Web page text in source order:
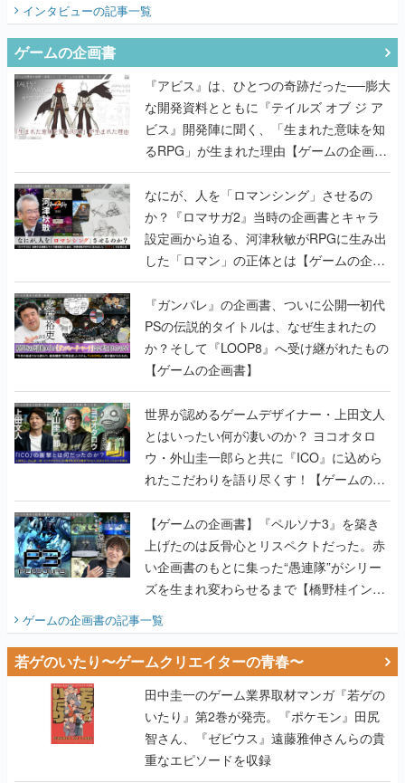
インタビューの記事一覧
ゲームの企画書
『アビス』は、ひとつの奇跡だった──膨大
な開発資料とともに『テイルズ オブ ジ ア
ビス』開発陣に聞く、「生まれた意味を知
るRPG」が生まれた理由【ゲームの企画
書】
なにが、人を「ロマンシング」させるの
か？『ロマサガ2』当時の企画書とキャラ
設定画から迫る、河津秋敏がRPGに生み出
した「ロマン」の正体とは【ゲームの企画
書】
『ガンパレ』の企画書、ついに公開━初代
PSの伝説的タイトルは、なぜ生まれたの
か？そして『LOOP8』へ受け継がれたもの
【ゲームの企画書】
世界が認めるゲームデザイナー・上田文人
とはいったい何が凄いのか？ ヨコオタロ
ウ・外山圭一郎らと共に『ICO』に込めら
れたこだわりを語り尽くす！【ゲームの企
画書】
【ゲームの企画書】『ペルソナ3』を築き
上げたのは反骨心とリスペクトだった。赤
い企画書のもとに集った“愚連隊”がシリー
ズを生まれ変わらせるまで【橋野桂インタ
ゲームの企画書の記事一覧
若ゲのいたり〜ゲームクリエイターの青春〜
田中圭一のゲーム業界取材マンガ『若ゲの
いたり』第2巻が発売。『ポケモン』田尻
智さん、『ゼビウス』遠藤雅伸さんらの貴
重なエピソードを収録